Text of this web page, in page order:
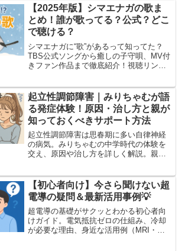
空港やサービスエリアの店が対象外なの
は想像...
【2025年版】シマエナガの歌ま
とめ！誰が歌ってる？公式？どこ
で聴ける？
シマエナガに“歌”があるって知ってた？
TBS公式ソングから癒しの子守唄、MV付
きファン作品まで徹底紹介！視聴リンク
起立性調節障害｜みりちゃむが語
る発症体験！原因・治し方と親が
知っておくべきサポート方法
起立性調節障害は思春期に多い自律神経
の病気。みりちゃむの中学時代の体験を
交え、原因や治し方を詳しく解説。親が
視点からオリジナルにまとめました。
【初心者向け】今さら聞けない超
電導の疑問＆最新活用事例💡
超電導の基礎がサクッとわかる初心者向
けガイド。電気抵抗ゼロの仕組み、冷却
が必要な理由、身近な活用例（MRI・リ